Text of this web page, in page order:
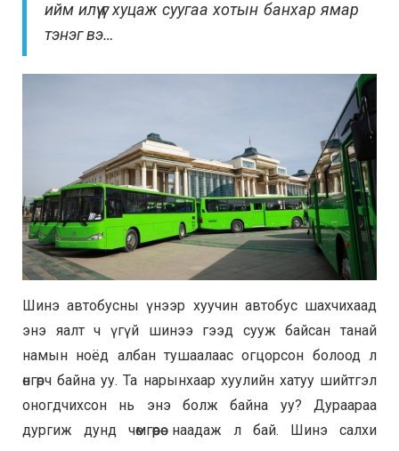
ийм илүү үг хуцаж суугаа хотын банхар ямар
тэнэг вэ…
Шинэ автобусны үнээр хуучин автобус шахчихаад
энэ яалт ч үгүй шинээ гээд сууж байсан танай
намын ноёд албан тушаалаас огцорсон болоод л
өнгөрч байна уу. Та нарынхаар хуулийн хатуу шийтгэл
оногдчихсон нь энэ болж байна уу? Дураараа
дургиж дунд чөмгөөрөө наадаж л бай. Шинэ салхи